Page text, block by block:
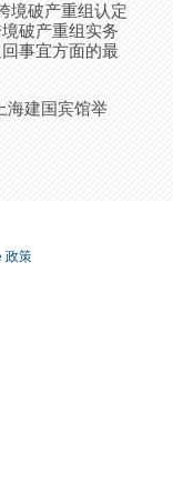
境破产重组认定
破产重组实务
事宜方面的最
海建国宾馆举
政策